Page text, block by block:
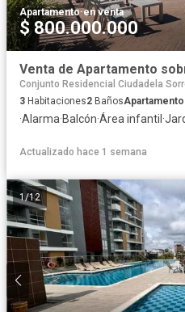
Apartamento·en venta
$ 800.000.000
Venta de Apartamento
Conjunto Residencial Ciudadela
3 Habitaciones2 BañosApartamento
·Alarma·Balcón·Área infantil ·
Actualizado hace 1 semana
1/12